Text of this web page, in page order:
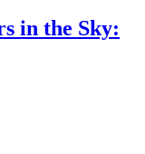
in the Sky: